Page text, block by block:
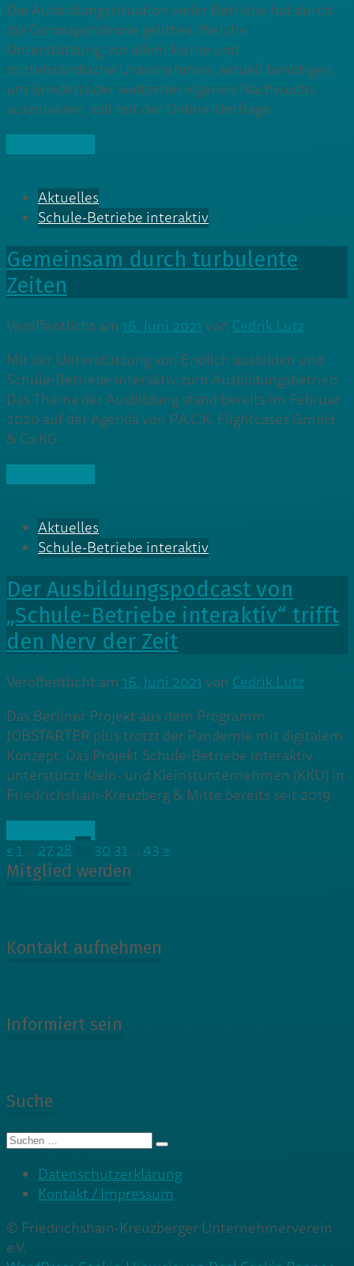
Die Ausbildungssituation vieler Betriebe hat durch
die Coronapandemie gelitten. Welche
Unterstützung, vor allem kleine und
mittelständische Unternehmen, aktuell benötigen,
um (wieder) oder weiterhin eigenen Nachwuchs
auszubilden, soll mit der Online-Umfrage
Aktuelles
Schule-Betriebe interaktiv
Gemeinsam durch turbulente
Zeiten
Veröffentlicht am 16. Juni 2021von Cedrik Lutz
Mit der Unterstützung von Endlich ausbilden und
Schule-Betriebe interaktiv zum Ausbildungsbetrieb
Das Thema der Ausbildung stand bereits im Februar
2020 auf der Agenda von P.A.C.K. Flightcases GmbH
& Co KG.
Aktuelles
Schule-Betriebe interaktiv
Der Ausbildungspodcast von
„Schule-Betriebe interaktiv“ trifft
den Nerv der Zeit
Veröffentlicht am 16. Juni 2021von Cedrik Lutz
Das Berliner Projekt aus dem Programm
JOBSTARTER plus trotzt der Pandemie mit digitalem
Konzept. Das Projekt Schule-Betriebe interaktiv
unterstützt Klein- und Kleinstunternehmen (KKU) in
Friedrichshain-Kreuzberg & Mitte bereits seit 2019
« 1 … 27 28 30 31 … 43 »
Mitglied werden
Kontakt aufnehmen
Informiert sein
Suche
Suche
Datenschutzerklärung
Kontakt / Impressum
© Friedrichshain-Kreuzberger Unternehmerverein
e.V.